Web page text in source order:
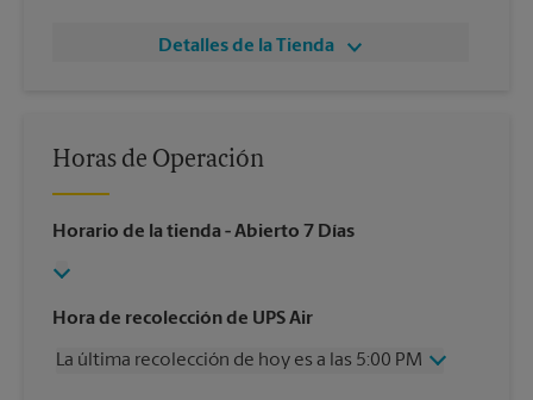
Detalles de la Tienda
Horas de Operación
Horario de la tienda - Abierto 7 Días
Hora de recolección de UPS Air
La última recolección de hoy es a las 5:00 PM